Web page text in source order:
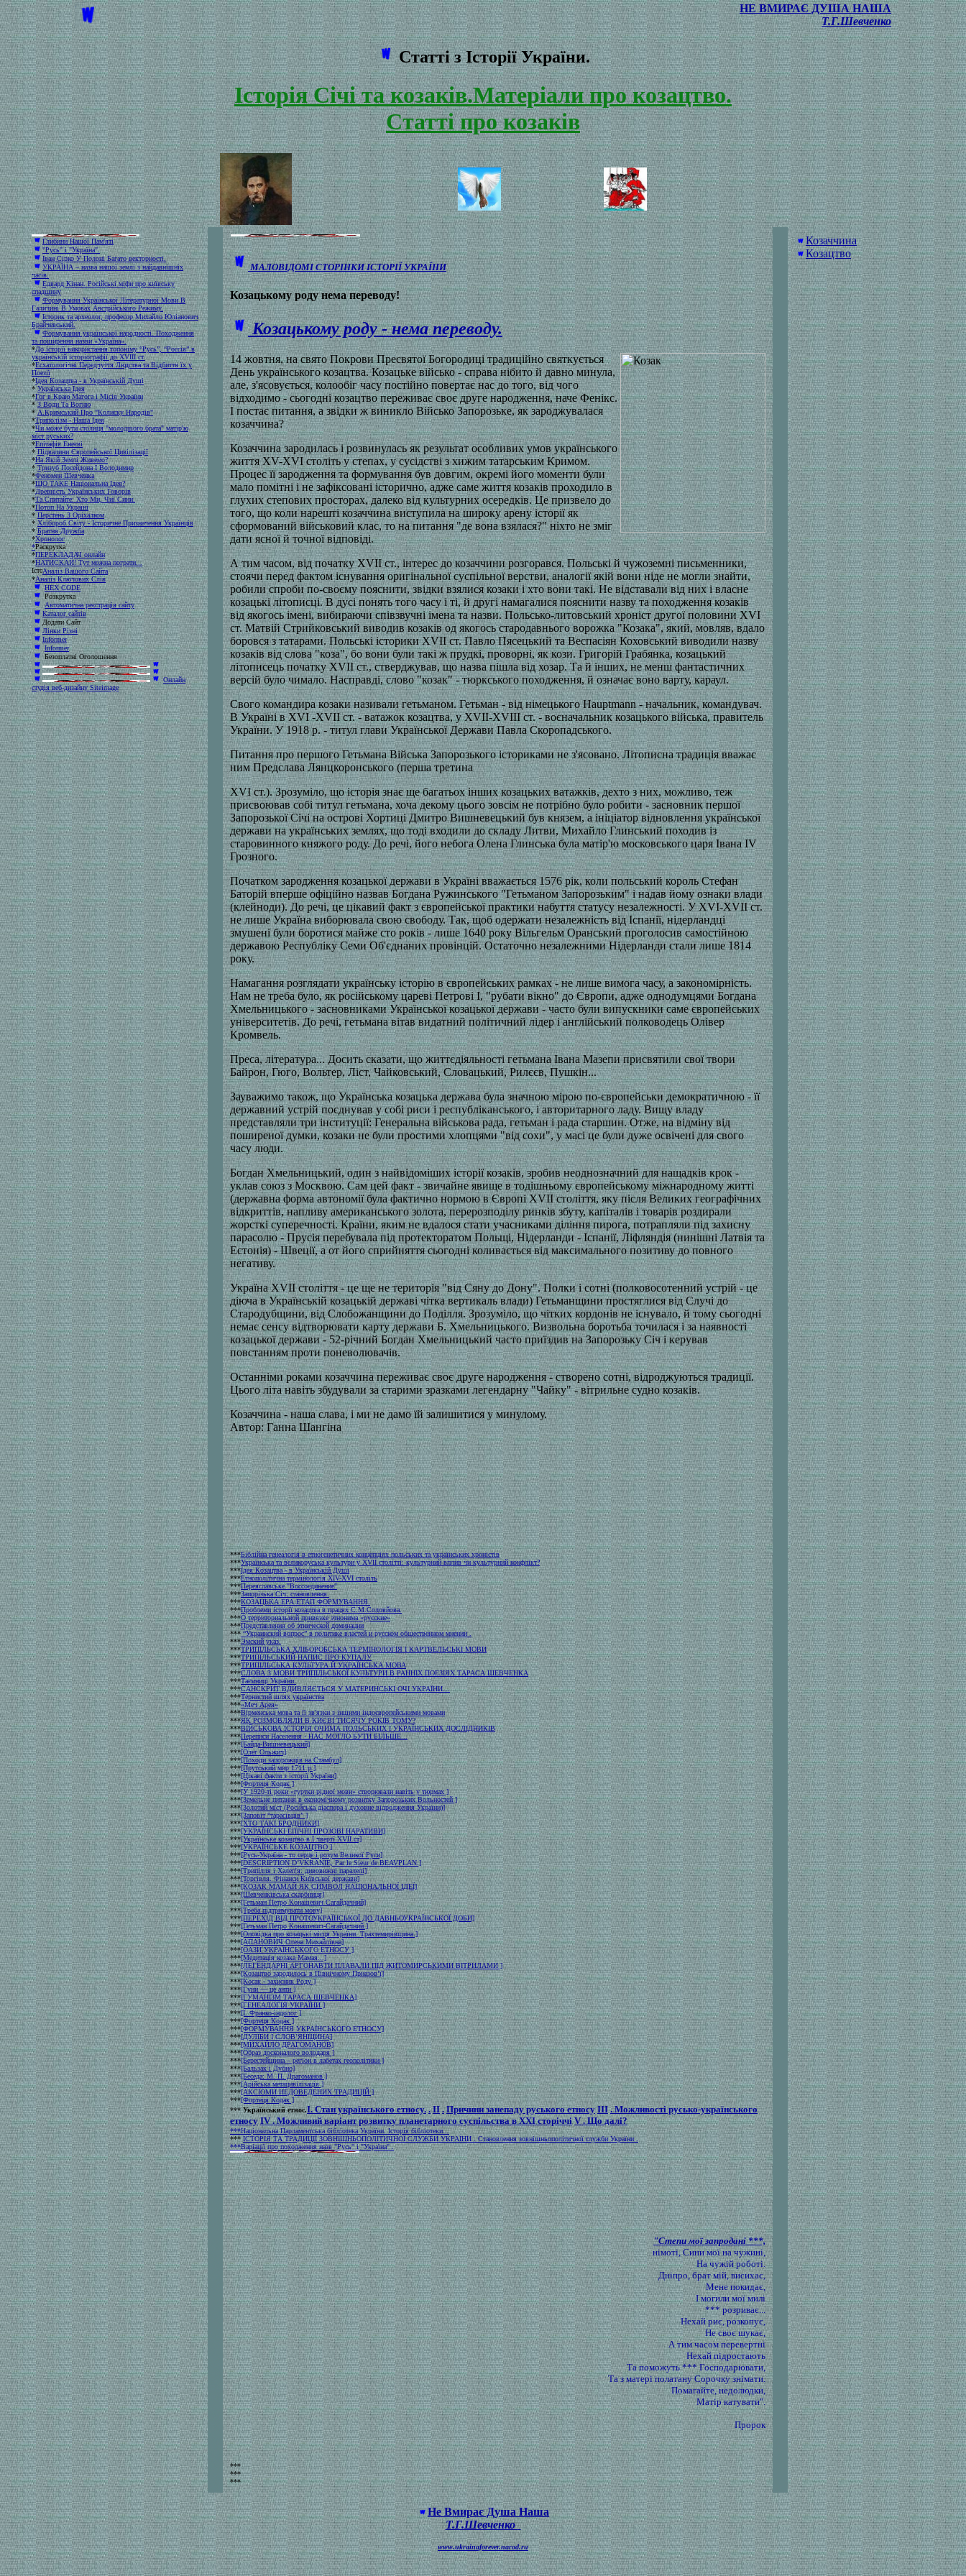
НЕ ВМИРАЄ ДУША НАША
Т.Г.Шевченко
Статті з Історії України.
Історія Січі та козаків.Матеріали про козацтво.
Статті про козаків
Глибини Нашої Пам'яті
"Русь" і "Україна".
Іван Сірко У Полоні Багато векторності.
УКРАЇНА – назва нашої землі з найдавнішніх
часів.
Едвард Кінан. Російські міфи про київську
спадщину
Формування Української Літературної Мови В
Галичині В Умовах Австрійського Режиму.
Історик та археолог, професор Михайло Юліанович
Брайчевський.
Формування української народності. Походження
та поширення назви «Україна».
*До історії використання топоніму “Русь”, “Россія” в
українській історіографії до XVIII ст.
*Есхатологічні Передчуття Людства та Відбиття їх у
Поезії
*Ідея Козацтва - в Українській Душі
*Українська Ідея
*Гог в Краю Магога і Місія України
*З Води Та Вогню
* А.Кримський Про "Колиску Народів"
*Триполізм - Наша Ідея
*Чи може бути столиця "молодшого брата" матір'ю
міст руських?
*Епітафія Енеєві
*Підвалини Європейської Цивілізації
*На Якій Землі Живемо?
*Тризуб Посейдона І Володимир
*Феномен Шевченка
*ЩО ТАКЕ Національна Ідея?
*Древність Українських Говорів
*Та Спитайте: Хто Ми, Чиї Сини.
*Потоп На Україні
*Перстень З Оріхалком
*Хлібороб Світу - Історичне Призначення Українців
*Братня Дружба
*Хронолог
*Раскрутка
*ПЕРЕКЛАДАЧ онлайн
*НАТИСКАЙ! Тут можна пограти...
Аналіз Вашого Сайта
*Аналіз Ключових Слів
HEX CODE
Розкрутка
Автоматична реєстрація сайту
Каталог сайтів
Додати Сайт
Лінки Різні
Informer
Informer
Безоплатні Оголошення
Онлайн
студія веб-дизайну Siteimage
МАЛОВІДОМІ СТОРІНКИ ІСТОРІЇ УКРАЇНИ
Козацькому роду нема переводу!
Козацькому роду - нема переводу.
14 жовтня, на свято Покрови Пресвятої Богородиці традиційно святкується
День українського козацтва. Козацьке військо - справа нібито й давно минула,
але, з'ясовується, колообіг часу постійно повертає нас до того, від чого
відходимо - сьогодні козацтво переживає своє друге народження, наче Фенікс.
І постає питання, а звідки ж виникло Військо Запорозьке, як зароджувалася
козаччина?
Козаччина зародилась і розвинулась як результат особливих умов українського
життя XV-XVI століть у степах, у сусідстві з хижим татарським Кримом.
Процес її зародження та формування був довгим, окремі його моменти були
мало помітні і не зафіксовані історично, адже саме життя козаків проходило в
глухих степових просторах, далеко від культурних осередків. Це призвело до
того, що коли нарешті козаччина виступила на широку арену історії як
сформований військовий клас, то на питання "де вона взялася?" ніхто не зміг
дати ясної й точної відповіді.
А тим часом, від початку XVII ст., інтерес до козаччини розгорався. Польські й чужоземні письменники,
стоячи перед фактом існування оригінальної суспільної верстви, аналогії якій вони ніде не могли знайти,
робили спроби по-своєму пояснити, звідки взялися козаки і хто вони такі. Не відставали від них і власне
козацькі літописці. В дусі понять того часу і ті, й другі намагалися пояснити назву та походження козаків
від якогось імені, вибираючи співзвучні імена та назви. Польсько-литовський хроніст другої половини XVI
ст. Матвій Стрийковський виводив козаків од якогось стародавнього ворожка "Козака", який, мовляв, вдало
боровся з татарами. Польські історики XVII ст. Павло Пясецький та Веспасіян Коховський виводили назву
козаків від слова "коза", бо вони були такі ж прудкі, проворні, як кози. Григорій Грабянка, козацький
літописець початку XVII ст., стверджував, що назва пішла від хозар. Та й інших, не менш фантастичних
версій було чимало. Насправді, слово "козак" - тюркського походження, й означає воно варту, караул.
Свого командира козаки називали гетьманом. Гетьман - від німецького Hauptmann - начальник, командувач.
В Україні в ХVI -ХVII ст. - ватажок козацтва, у ХVІІ-ХVІІІ ст. - воєначальник козацького війська, правитель
України. У 1918 р. - титул глави Української Держави Павла Скоропадського.
Питання про першого Гетьмана Війська Запорозького істориками не з'ясовано. Літописна традиція вважає
ним Предслава Лянцкоронського (перша третина
ХVІ ст.). Зрозуміло, що історія знає ще багатьох інших козацьких ватажків, дехто з них, можливо, теж
присвоював собі титул гетьмана, хоча декому цього зовсім не потрібно було робити - засновник першої
Запорозької Січі на острові Хортиці Дмитро Вишневецький був князем, а ініціатор відновлення української
держави на українських землях, що тоді входили до складу Литви, Михайло Глинський походив із
старовинного княжого роду. До речі, його небога Олена Глинська була матір'ю московського царя Івана ІV
Грозного.
Початком зародження козацької держави в Україні вважається 1576 рік, коли польський король Стефан
Баторій вперше офіційно назвав Богдана Ружинського "Гетьманом Запорозьким" і надав йому ознаки влади
(клейноди). До речі, це цікавий факт з європейської практики набуття статусу незалежності. У ХVІ-ХVІІ ст.
не лише Україна виборювала свою свободу. Так, щоб одержати незалежність від Іспанії, нідерландці
змушені були боротися майже сто років - лише 1640 року Вільгельм Оранський проголосив самостійною
державою Республіку Семи Об'єднаних провінцій. Остаточно незалежними Нідерланди стали лише 1814
року.
Намагання розглядати українську історію в європейських рамках - не лише вимога часу, а закономірність.
Нам не треба було, як російському цареві Петрові І, "рубати вікно" до Європи, адже однодумцями Богдана
Хмельницького - засновниками Української козацької держави - часто були випускники саме європейських
університетів. До речі, гетьмана вітав видатний політичний лідер і англійський полководець Олівер
Кромвель.
Преса, література... Досить сказати, що життєдіяльності гетьмана Івана Мазепи присвятили свої твори
Байрон, Гюго, Вольтер, Ліст, Чайковський, Словацький, Рилєєв, Пушкін...
Зауважимо також, що Українська козацька держава була значною мірою по-європейськи демократичною - її
державний устрій поєднував у собі риси і республіканського, і авторитарного ладу. Вищу владу
представляли три інституції: Генеральна військова рада, гетьман і рада старшин. Отже, на відміну від
поширеної думки, козаки не були простими хлопцями "від сохи", у масі це були дуже освічені для свого
часу люди.
Богдан Хмельницький, один з найвідоміших історії козаків, зробив неоднозначний для нащадків крок -
уклав союз з Москвою. Сам цей факт - звичайне явище в тодішньому європейському міжнародному житті
(державна форма автономії була фактично нормою в Європі ХVІІ століття, яку після Великих географічних
відкриттів, напливу американського золота, перерозподілу ринків збуту, капіталів і товарів роздирали
жорсткі суперечності. Країни, яким не вдалося стати учасниками діління пирога, потрапляли під захисну
парасолю - Прусія перебувала під протекторатом Польщі, Нідерланди - Іспанії, Ліфляндія (нинішні Латвія та
Естонія) - Швеції, а от його сприйняття сьогодні коливається від максимального позитиву до повного
негативу.
Україна ХVІІ століття - це ще не територія "від Сяну до Дону". Полки і сотні (полковосотенний устрій - це
діюча в Українській козацькій державі чітка вертикаль влади) Гетьманщини простяглися від Случі до
Стародубщини, від Слобожанщини до Поділля. Зрозуміло, що чітких кордонів не існувало, й тому сьогодні
немає сенсу відтворювати карту держави Б. Хмельницького. Визвольна боротьба точилася і за наявності
козацької держави - 52-річний Богдан Хмельницький часто приїздив на Запорозьку Cіч і керував
повстанням проти поневолювачів.
Останніми роками козаччина переживає своє друге народження - створено сотні, відроджуються традиції.
Цього літа навіть збудували за старими зразками легендарну "Чайку" - вітрильне судно козаків.
Козаччина - наша слава, і ми не дамо їй залишитися у минулому.
Автор: Ганна Шангіна
***Біблійна генеалогія в етногенетичних концепціях польських та українських хроністів
***Українська та великоруська культури у XVII столітті: культурний вплив чи культурний конфлікт?
***Ідея Козацтва - в Українській Душі
***Етнополітична термінологія XIV-XVI століть
***Переяславське "Воссоединение"
***Запорізька Січ: становлення.
***КОЗАЦЬКА ЕРА:ЕТАП ФОРМУВАННЯ.
***Проблеми історії козацтва в працях С.М.Соловйова.
***О территориальной привязке этнонима «русские»
***Представления об этнической доминации
*** “Украинский вопрос” в политике властей и русском общественном мнении .
***Эмский указ.
***ТРИПІЛЬСЬКА ХЛІБОРОБСЬКА ТЕРМІНОЛОГІЯ І КАРТВЕЛЬСЬКІ МОВИ
***ТРИПІЛЬСЬКИЙ НАПИС ПРО КУПАЛУ
***ТРИПІЛЬСЬКА КУЛЬТУРА Й УКРАЇНСЬКА МОВА
***СЛОВА З МОВИ ТРИПІЛЬСЬКОЇ КУЛЬТУРИ В РАННІХ ПОЕЗІЯХ ТАРАСА ШЕВЧЕНКА
***Таємниці України.
***САНСКРИТ ВДИВЛЯЄТЬСЯ У МАТЕРИНСЬКІ ОЧІ УКРАЇНИ…
***Тернистий шлях українства
***«Меч Арея»
***Вірменська мова та її зв'язки з іншими індоєвропейськими мовами
***ЯК РОЗМОВЛЯЛИ В КИЄВІ ТИСЯЧУ РОКІВ ТОМУ?
***ВIЙСЬКОВА IСТОРIЯ ОЧИМА ПОЛЬСЬКИX I УКРАЇНСЬКИX ДОСЛIДНИКIВ
***Переписи Населення - НАС МОГЛО БУТИ БІЛЬШЕ...
***[Байда-Вишневецький]
***[Олег Ольжич]
***[Походи запорожців на Стамбул]
***[Прутський мир 1711 р.]
***[Цікаві факти з історії України]
***[Фортеця Кодак ]
***[У 1920-тi роки «гуртки рідної мови» створювали навіть у тюрмах ]
***[Земельне питання в економічному розвитку Запорозьких Вольностей ]
***[Золотий міст (Російська діаспора і духовне відродження України)]
***[Заповіт “тарасівців” ]
***[ХТО ТАКІ БРОДНИКИ]
***[УКРАЇНСЬКІ ЕПІЧНІ ПРОЗОВІ НАРАТИВИ]
***[Українське козацтво в І чверті ХVII ст]
***[УКРАЇНСЬКЕ КОЗАЦТВО ]
***[Русь-Україна - то серце і розум Великої Руси]
***[DESCRIPTION D’VKRANIE, Par le Sieur de BEAVPLAN.]
***[Трипілля і Халеп'я: дивовижні паралелі]
***[Торгівля. Фінанси Київської держави]
***[КОЗАК МАМАЙ ЯК СИМВОЛ НАЦІОНАЛЬНОЇ ІДЕЇ]
***[Шевченківська скарбниця]
***[Гетьман Петро Конашевич Сагайдачний]
***[Треба підтримувати мову]
***[ПЕРЕХІД ВІД ПРОТОУКРАЇНСЬКОЇ ДО ДАВНЬОУКРАЇНСЬКОЇ ДОБИ]
***[Гетьман Петро Конашевич-Сагайдачний.]
***[Оповідка про козацькі місця України. Трахтемирівщина.]
***[АПАНОВИЧ Олена Михайлівна]
***[ОАЗИ УКРАЇНСЬКОГО ЕТНОСУ ]
***[Медитація козака Мамая...]
***[ЛЕГЕНДАРНІ АРГОНАВТИ ПЛАВАЛИ ПІД ЖИТОМИРСЬКИМИ ВІТРИЛАМИ ]
***[Козацтво зародилось в Північному Приазов’ї]
***[Косак - захисник Роду ]
***[Гуни — це анти ]
***[ГУМАНІЗМ ТАРАСА ШЕВЧЕНКА]
***[ГЕНЕАЛОГІЯ УКРАЇНИ ]
***[І. Франко-індолог ]
***[Фортеця Кодак ]
***[ФОРМУВАННЯ УКРАЇНСЬКОГО EТНОСУ]
***[ДУЛІБИ І СЛОВ’ЯНЩИНА]
***[МИХАЙЛО ДРАГОМАНОВ]
***[Образ досконалого володаря ]
***[Берестейщина – регiон в лабетах геополiтики ]
***[Бальзак і Дубно]
***[Беседа: M. П. Драгоманов ]
***[Арійська метацивілізація ]
***[АКСІОМИ НЕДОВЕДЕНИХ ТРАДИЦІЙ ]
***[Фортеця Кодак ]
***Український етнос.І. Стан українського етносу. . ІІ . Причини занепаду руського етносу ІІІ .Можливості русько-українського
етносу IV.Можливий варіант розвитку планетарного суспільства в ХХІ сторіччі V.Що далі?
***Національна Парламентська бібліотека України. Історія бібліотеки...
***ІСТОРІЯ ТА ТРАДИЦІЇ ЗОВНІШНЬОПОЛІТИЧНОЇ СЛУЖБИ УКРАЇНИ . Становлення зовнішньополітичної служби України .
***Варіації про походження назв "Русь" і "Україна" .
"Степи мої запродані ***,
німоті, Сини мої на чужині,
На чужій роботі.
Дніпро, брат мій, висихає,
Мене покидає,
І могили мої милі
*** розриває...
Нехай риє, розкопує,
Не своє шукає,
А тим часом перевертні
Нехай підростають
Та поможуть *** Господарювати,
Та з матері полатану Сорочку знімати.
Помагайте, недолюдки,
Матір катувати".
Пророк
***
***
***
Козаччина
Козацтво
Не Вмирає Душа Наша
Т.Г.Шевченко
www.ukrainaforever.narod.ru